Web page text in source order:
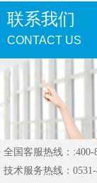
联系我们
CONTACT US
全国客服热线：:400-
技术服务热线：0531-